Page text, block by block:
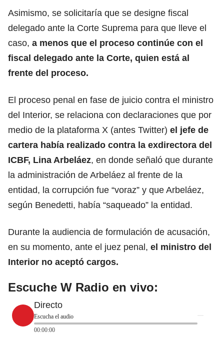
Asimismo, se solicitaría que se designe fiscal
delegado ante la Corte Suprema para que lleve el
caso, a menos que el proceso continúe con el
fiscal delegado ante la Corte, quien está al
frente del proceso.
El proceso penal en fase de juicio contra el ministro
del Interior, se relaciona con declaraciones que por
medio de la plataforma X (antes Twitter) el jefe de
cartera había realizado contra la exdirectora del
ICBF, Lina Arbeláez, en donde señaló que durante
la administración de Arbeláez al frente de la
entidad, la corrupción fue “voraz” y que Arbeláez,
según Benedetti, había “saqueado” la entidad.
Durante la audiencia de formulación de acusación,
en su momento, ante el juez penal, el ministro del
Interior no aceptó cargos.
Escuche W Radio en vivo:
Directo
Escucha el audio
00:00:00